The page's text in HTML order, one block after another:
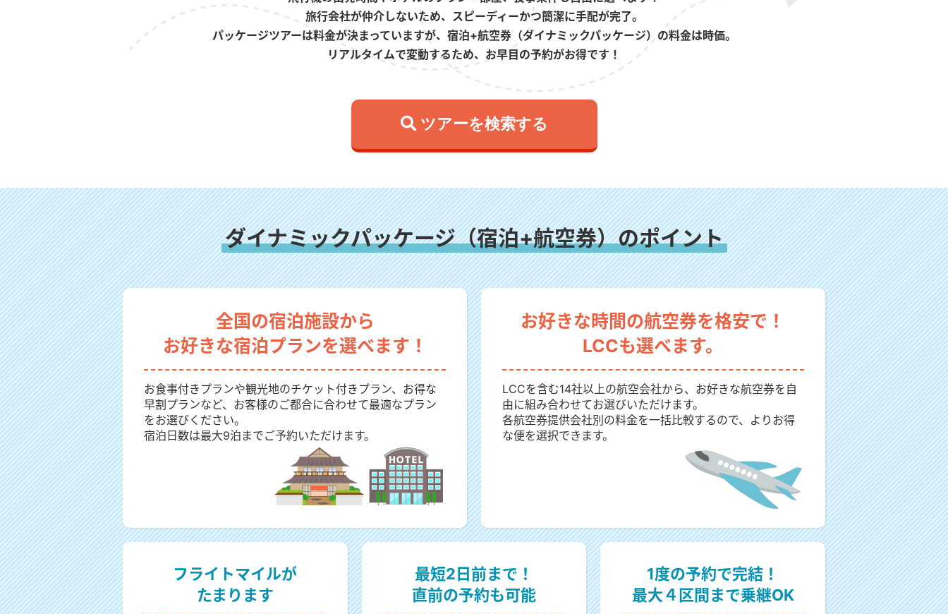
旅行会社が仲介しないため、スピーディーかつ簡潔に手配が完了。
パッケージツアーは料金が決まっていますが、宿泊+航空券（ダイナミックパッケージ）の料金は時価。
リアルタイムで変動するため、お早目の予約がお得です！
 ツアーを検索する
ダイナミックパッケージ（宿泊+航空券）のポイント
全国の宿泊施設から
お好きな宿泊プランを選べます！
お食事付きプランや観光地のチケット付きプラン、お得な
早割プランなど、お客様のご都合に合わせて最適なプラン
をお選びください。
宿泊日数は最大9泊までご予約いただけます。
お好きな時間の航空券を格安で！
LCCも選べます。
LCCを含む14社以上の航空会社から、お好きな航空券を自
由に組み合わせてお選びいただけます。
各航空券提供会社別の料金を一括比較するので、よりお得
な便を選択できます。
フライトマイルが
たまります
最短2日前まで！
直前の予約も可能
1度の予約で完結！
最大４区間まで乗継OK